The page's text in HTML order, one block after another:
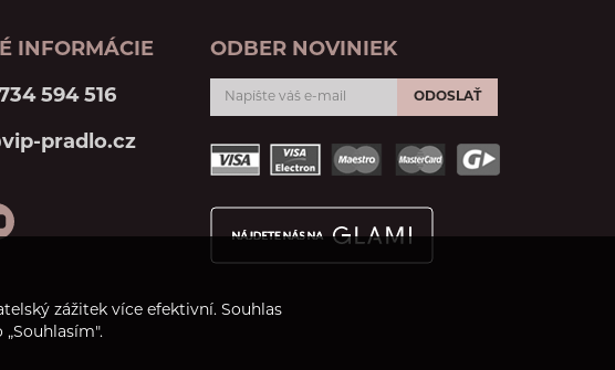
INFORMÁCIE
594 516
pradlo.cz
ODBER NOVINIEK
ODOSLAŤ
zážitek více efektivní. Souhlas